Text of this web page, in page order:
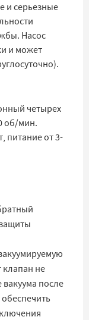
и серьезные
Насос
и может
четырех
об/мин.
питание от 3-
клапан не
после